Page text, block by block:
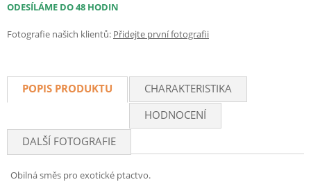
ODESÍLÁME DO 48 HODIN
Fotografie našich klientů: Přidejte první fotografii
POPIS PRODUKTU
CHARAKTERISTIKA
HODNOCENÍ
DALŠÍ FOTOGRAFIE
Obilná směs pro exotické ptactvo.